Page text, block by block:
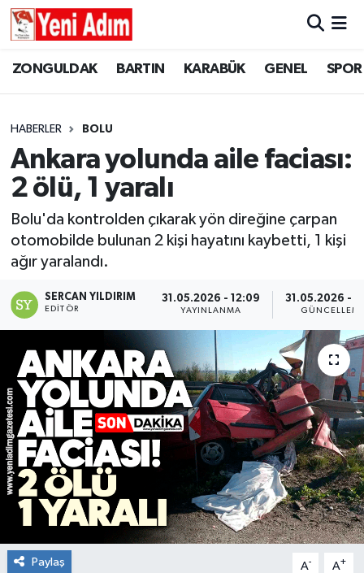
ZONGULDAK BARTIN KARABÜK GENEL SPOR
HABERLER BOLU
Ankara yolunda aile faciası:
2 ölü, 1 yaralı
Bolu'da kontrolden çıkarak yön direğine çarpan
otomobilde bulunan 2 kişi hayatını kaybetti, 1 kişi
ağır yaralandı.
SERCAN YILDIRIM
EDITÖR
31.05.2026 - 12:09
YAYINLANMA
31.05.2026 -
Paylaş A- A+
ZONGULDAK
GÜNCEL
SİYASET
RESMİ İLAN
ZONGULDAK
GENEL
SPOR
SİYASET
SAĞLIK
GÜNCEL
RESMİ İLAN
Künye
Zonguldak Hava Durumu
Süper Lig Puan Durumu ve Fikstür
Tüm Manşetler
Son Dakika Haberleri
Haber Arşivi